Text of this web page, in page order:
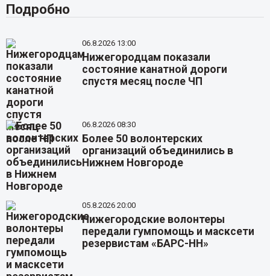
Подробно
06.8.2026 13:00
Нижегородцам показали
состояние канатной дороги
спустя месяц после ЧП
06.8.2026 08:30
Более 50 волонтерских
организаций объединились в
Нижнем Новгороде
05.8.2026 20:00
Нижегородские волонтеры
передали гумпомощь и масксети
резервистам «БАРС-НН»